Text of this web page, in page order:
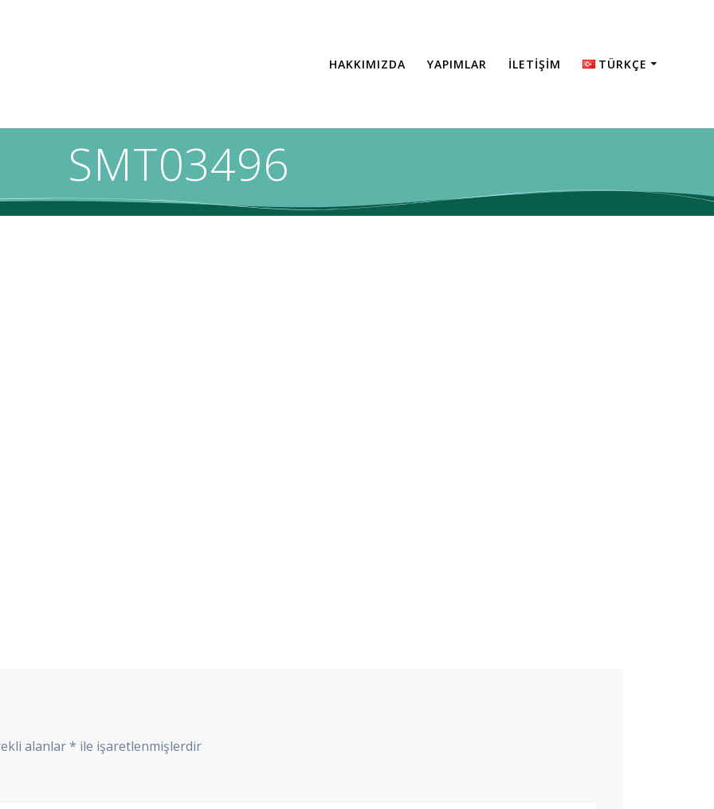
HAKKIMIZDA YAPIMLAR İLETİŞİM TÜRKÇE
Türkçe
SMT03496
alanlar* ile işaretlenmişlerdir